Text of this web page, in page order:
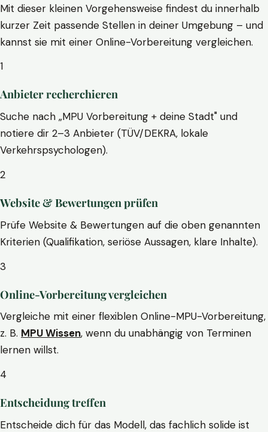
Mit dieser kleinen Vorgehensweise findest du innerhalb
kurzer Zeit passende Stellen in deiner Umgebung – und
kannst sie mit einer Online-Vorbereitung vergleichen.
1
Anbieter recherchieren
Suche nach „MPU Vorbereitung + deine Stadt" und
notiere dir 2–3 Anbieter (TÜV/DEKRA, lokale
Verkehrspsychologen).
2
Website & Bewertungen prüfen
Prüfe Website & Bewertungen auf die oben genannten
Kriterien (Qualifikation, seriöse Aussagen, klare Inhalte).
3
Online-Vorbereitung vergleichen
Vergleiche mit einer flexiblen Online-MPU-Vorbereitung,
z. B. MPU Wissen, wenn du unabhängig von Terminen
lernen willst.
4
Entscheidung treffen
Entscheide dich für das Modell, das fachlich solide ist